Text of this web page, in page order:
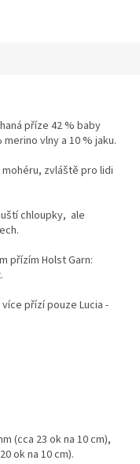
příze 42 % baby
vlny a 10 % jaku.
zvláště pro lidi
chloupky, ale
přízím Holst Garn:
přízí pouze Lucia -
(cca 23 ok na 10 cm),
ok na 10 cm).